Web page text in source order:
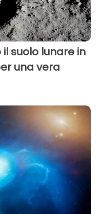
suolo lunare in
una vera